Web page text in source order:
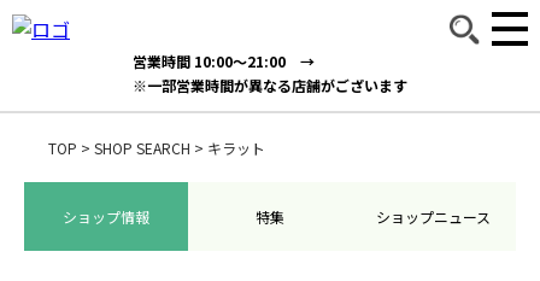
営業時間 10:00～21:00 →
※一部営業時間が異なる店舗がございます
TOP > SHOP SEARCH > キラット
ショップ情報 特集 ショップニュース